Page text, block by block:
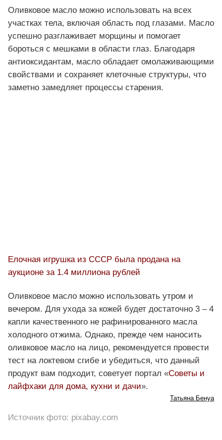
Оливковое масло можно использовать на всех
участках тела, включая область под глазами. Масло
успешно разглаживает морщины и помогает
бороться с мешками в области глаз. Благодаря
антиоксидантам, масло обладает омолаживающими
свойствами и сохраняет клеточные структуры, что
заметно замедляет процессы старения.
Елочная игрушка из СССР была продана на
аукционе за 1.4 миллиона рублей
Оливковое масло можно использовать утром и
вечером. Для ухода за кожей будет достаточно 3 – 4
капли качественного не рафинированного масла
холодного отжима. Однако, прежде чем наносить
оливковое масло на лицо, рекомендуется провести
тест на локтевом сгибе и убедиться, что данный
продукт вам подходит, советует портал «Советы и
лайфхаки для дома, кухни и дачи».
Татьяна Бенуа
Источник фото: pixabay.com